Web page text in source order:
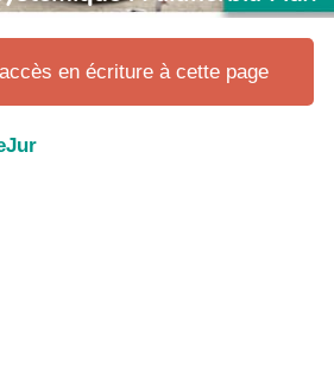
en écriture à cette page